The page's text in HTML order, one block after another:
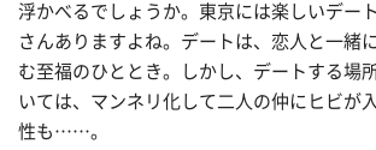
浮かべるでしょうか。東京には楽しいデー
さんありますよね。デートは、恋人と一緒
む至福のひととき。しかし、デートする場
いては、マンネリ化して二人の仲にヒビが
性も……。